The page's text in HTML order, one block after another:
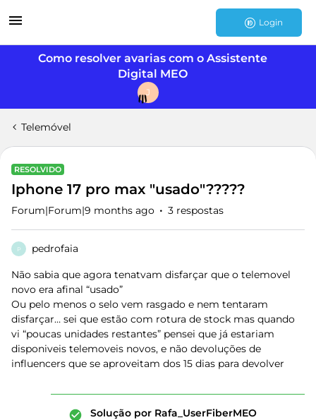
Login
Como resolver avarias com o Assistente
Digital MEO
J
Telemóvel
RESOLVIDO
Iphone 17 pro max "usado"?????
Forum|Forum|9 months ago 3 respostas
P pedrofaia
Não sabia que agora tenatvam disfarçar que o telemovel
novo era afinal “usado”
Ou pelo menos o selo vem rasgado e nem tentaram
disfarçar… sei que estão com rotura de stock mas quando
vi “poucas unidades restantes” pensei que já estariam
disponiveis telemoveis novos, e não devoluções de
influencers que se aproveitam dos 15 dias para devolver
Solução por Rafa_UserFiberMEO